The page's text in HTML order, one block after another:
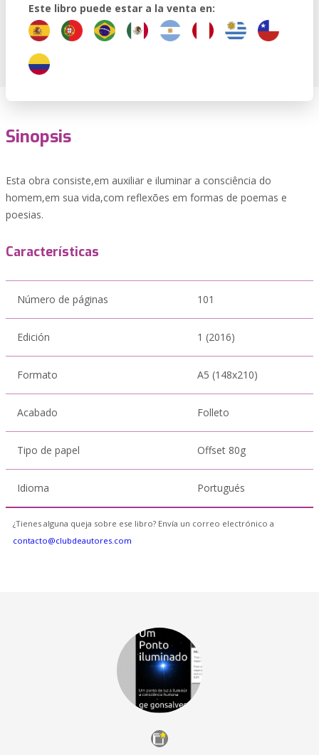
Este libro puede estar a la venta en:
Sinopsis
Esta obra consiste,em auxiliar e iluminar a consciência do
homem,em sua vida,com reflexões em formas de poemas e
poesias.
Características
Número de páginas 101
Edición 1 (2016)
Formato A5 (148x210)
Acabado Folleto
Tipo de papel Offset 80g
Idioma Portugués
¿Tienes alguna queja sobre ese libro? Envía un correo electrónico a
contacto@clubdeautores.com